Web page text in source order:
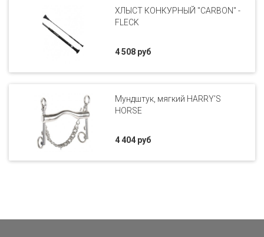
ХЛЫСТ КОНКУРНЫЙ "CARBON" -
FLECK
4 508 руб
Мундштук, мягкий HARRY'S
HORSE
4 404 руб